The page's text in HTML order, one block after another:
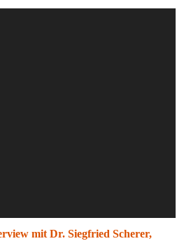
mit Dr. Siegfried Scherer,